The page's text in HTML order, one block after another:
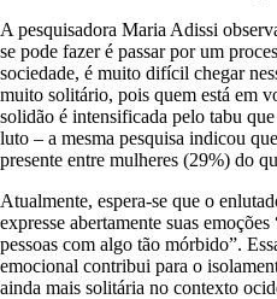
A pesquisadora Maria Adissi
se pode fazer é passar por um
sociedade, é muito difícil chegar
muito solitário, pois quem está em
solidão é intensificada pelo tabu
luto – a mesma pesquisa indicou
presente entre mulheres (29%) do
Atualmente, espera-se que o
expresse abertamente suas
pessoas com algo tão mórbido”.
emocional contribui para o
ainda mais solitária no contexto